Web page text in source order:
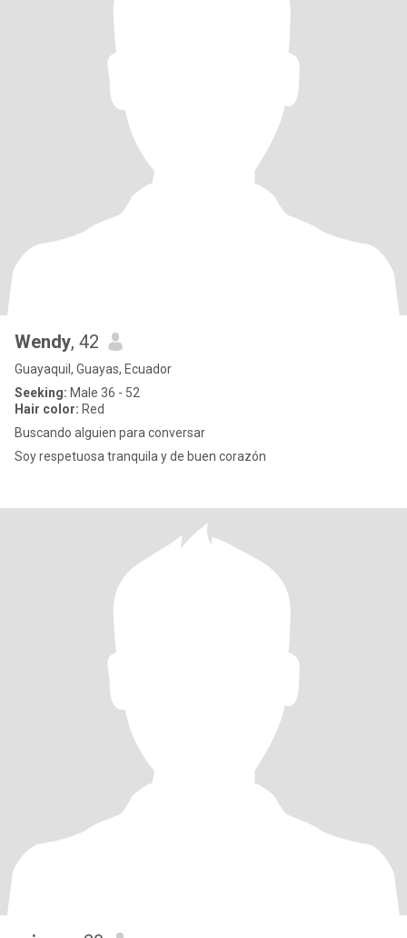
Wendy, 42
Guayaquil, Guayas, Ecuador
Seeking: Male 36 - 52
Hair color: Red
Buscando alguien para conversar
Soy respetuosa tranquila y de buen corazón